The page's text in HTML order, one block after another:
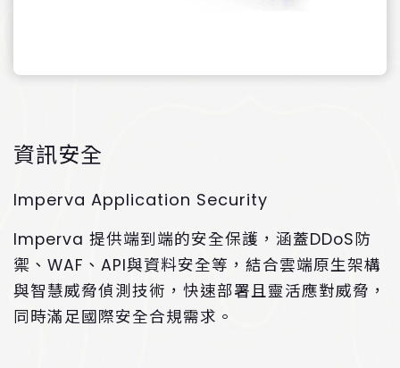
資訊安全
Imperva Application Security
Imperva 提供端到端的安全保護，涵蓋DDoS防
禦、WAF、API與資料安全等，結合雲端原生架構
與智慧威脅偵測技術，快速部署且靈活應對威脅，
同時滿足國際安全合規需求。